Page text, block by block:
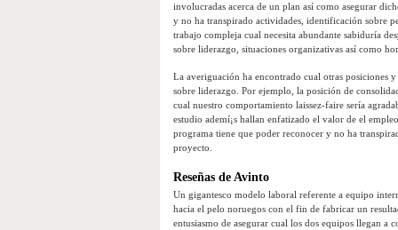
involucradas acerca de un plan así­ como asegurar
y no ha transpirado actividades, identificación sobre
trabajo compleja cual necesita abundante sabiduría
sobre liderazgo, situaciones organizativas así­ como
La averiguación ha encontrado cual otras posiciones
sobre liderazgo. Por ejemplo, la posición de
cual nuestro comportamiento laissez-faire serí­a
estudio ademí¡s hallan enfatizado el valor de el
programa tiene que poder reconocer y no ha
proyecto.
Reseñas de Avinto
Un gigantesco modelo laboral referente a equipo
hacia el pelo noruegos con el fin de fabricar un
entusiasmo de asegurar cual los dos equipos llegan a